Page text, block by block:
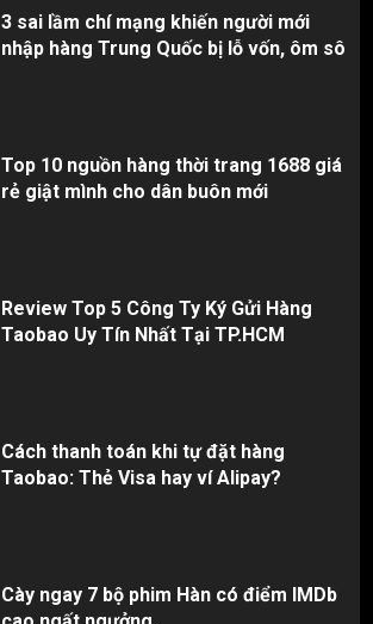
3 sai lầm chí mạng khiến người mới
nhập hàng Trung Quốc bị lỗ vốn, ôm sô
Top 10 nguồn hàng thời trang 1688 giá
rẻ giật mình cho dân buôn mới
Review Top 5 Công Ty Ký Gửi Hàng
Taobao Uy Tín Nhất Tại TP.HCM
Cách thanh toán khi tự đặt hàng
Taobao: Thẻ Visa hay ví Alipay?
Cày ngay 7 bộ phim Hàn có điểm IMDb